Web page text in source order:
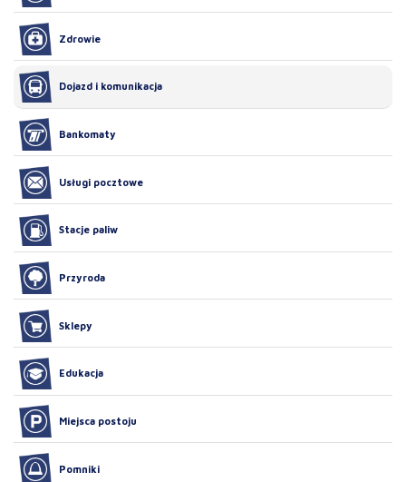
Zdrowie
Dojazd i komunikacja
Bankomaty
Usługi pocztowe
Stacje paliw
Przyroda
Sklepy
Edukacja
Miejsca postoju
Pomniki